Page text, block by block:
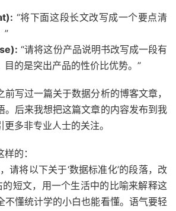
“将下面这段长文改写成一个要点清
”
“请将这份产品说明书改写成一段有
目的是突出产品的性价比优势。”
写过一篇关于数据分析的博客文章，
。后来我想把这篇文章的内容发布到我
多非专业人士的关注。
的：
请将以下关于‘数据标准化’的段落，改
短文，用一个生活中的比喻来解释这
不懂统计学的小白也能看懂。语气要轻